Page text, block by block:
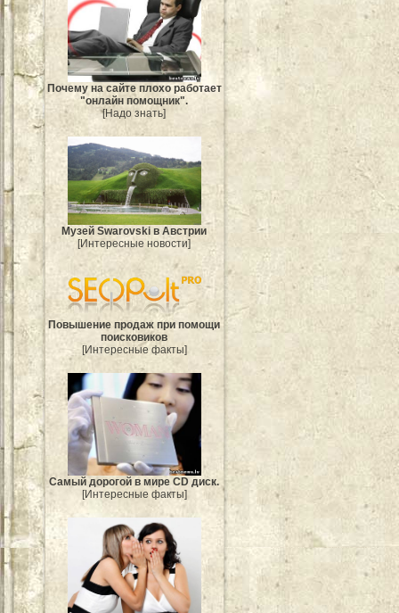
Почему на сайте плохо работает
"онлайн помощник".
[Надо знать]
Музей Swarovski в Австрии
[Интересные новости]
Повышение продаж при помощи
поисковиков
[Интересные факты]
Самый дорогой в мире CD диск.
[Интересные факты]